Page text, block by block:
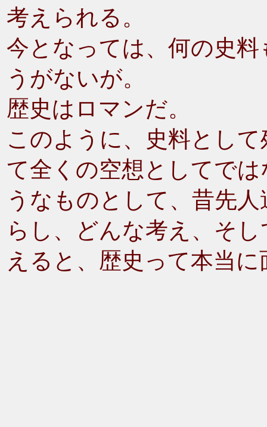
考えられる。
今となっては、何の史
うがないが。
歴史はロマンだ。
このように、史料とし
て全くの空想としてで
うなものとして、昔先
らし、どんな考え、そ
えると、歴史って本当